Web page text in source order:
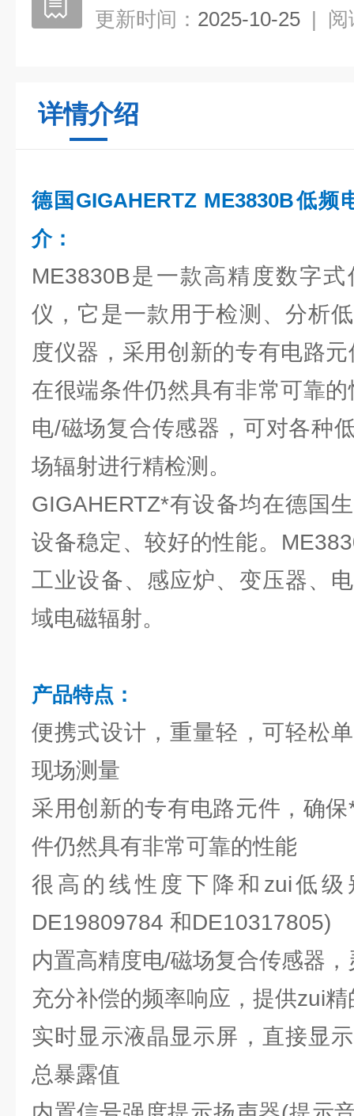
更新时间： 2025-10-25 | 阅
详情介绍
德国GIGAHERTZ ME3830B低频
介：
ME3830B是一款高精度数字
仪，它是一款用于检测、分析
度仪器，采用创新的专有电路
在很端条件仍然具有非常可靠
电/磁场复合传感器，可对各种
场辐射进行精检测。
GIGAHERTZ*有设备均在德国
设备稳定、较好的性能。
工业设备、感应炉、变压器、
域电磁辐射。
产品特点：
便携式设计，重量轻，可轻松
现场测量
采用创新的专有电路元件，确
件仍然具有非常可靠的性能
很高的线性度下降和zui低
DE19809784 和DE10317805)
内置高精度电/磁场复合传感器
充分补偿的频率响应，提供zui
实时显示液晶显示屏，直接显
总暴露值